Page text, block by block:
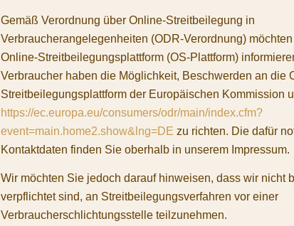
Gemäß Verordnung über Online-Streitbeilegung in
Verbraucherangelegenheiten (ODR-Verordnung)
Online-Streitbeilegungsplattform (OS-Plattform)
Verbraucher haben die Möglichkeit, Beschwerden an die
Streitbeilegungsplattform der Europäischen Kommission
https://ec.europa.eu/consumers/odr/main/index.cfm?
event=main.home2.show&lng=DE zu richten. Die dafür
Kontaktdaten finden Sie oberhalb in unserem Impressum.
Wir möchten Sie jedoch darauf hinweisen, dass wir nicht
verpflichtet sind, an Streitbeilegungsverfahren vor einer
Verbraucherschlichtungsstelle teilzunehmen.